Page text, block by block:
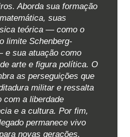
Aborda sua formação
suas
teórica — como o
limite Schenberg-
e sua atuação como
arte e figura política. O
as perseguições que
militar e ressalta
com a liberdade
e a cultura. Por fim,
permanece vivo
novas gerações.